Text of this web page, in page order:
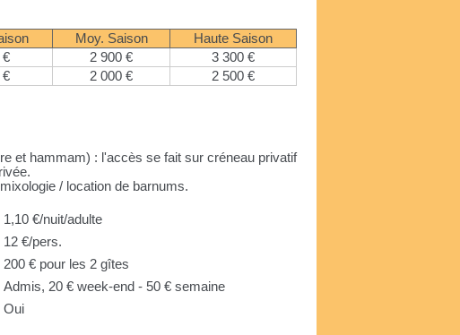
Moy. Saison
Haute Saison
€ 2 900 €
3 300 €
€ 2 000 € 2 500 €
et hammam) : l'accès se fait sur créneau privatif
/ location de barnums.
1,10 €/nuit/adulte
12 €/pers.
200 € pour les 2 gîtes
Admis, 20 € week-end - 50 € semaine
Oui